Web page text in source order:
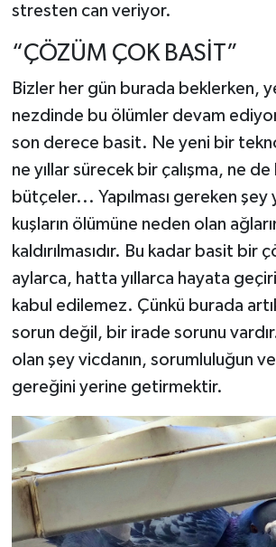
stresten can veriyor.
“ÇÖZÜM ÇOK BASİT”
Bizler her gün burada beklerken,
nezdinde bu ölümler devam
son derece basit. Ne yeni bir
ne yıllar sürecek bir çalışma, ne
bütçeler... Yapılması gereken şey
kuşların ölümüne neden olan
kaldırılmasıdır. Bu kadar basit bir
aylarca, hatta yıllarca hayata
kabul edilemez. Çünkü burada
sorun değil, bir irade sorunu
olan şey vicdanın, sorumluluğun ve
gereğini yerine getirmektir.